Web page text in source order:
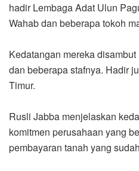
hadir Lembaga Adat Ulun
Wahab dan beberapa tokoh
Kedatangan mereka
dan beberapa stafnya. Hadir
Timur.
Rusli Jabba menjelaskan
komitmen perusahaan yang
pembayaran tanah yang